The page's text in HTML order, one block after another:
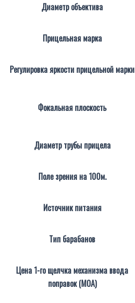
Диаметр объектива
Прицельная марка
Регулировка яркости прицельной марки
Фокальная плоскость
Диаметр трубы прицела
Поле зрения на 100м.
Источник питания
Тип барабанов
Цена 1-го щелчка механизма ввода
поправок (МОА)